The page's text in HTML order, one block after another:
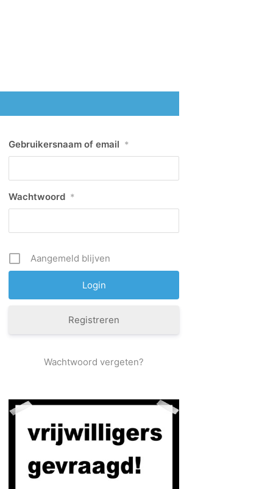
Gebruikersnaam of email *
Wachtwoord *
Aangemeld blijven
Registreren
Wachtwoord vergeten?